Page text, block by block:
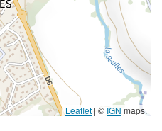
Leaflet | © IGN maps.